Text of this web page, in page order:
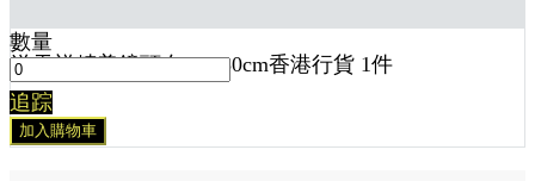
送天祥精美鏡頭布 30x30cm香港行貨 1件
數量
追踪
加入購物車